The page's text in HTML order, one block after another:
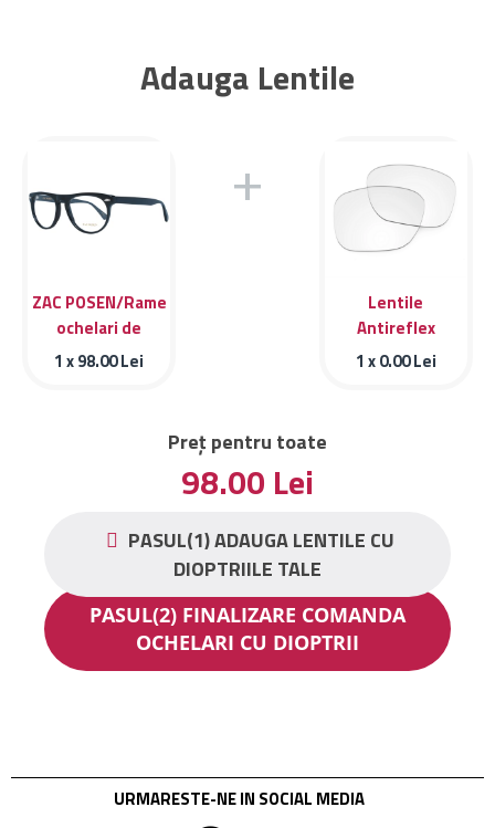
Adauga Lentile
ZAC POSEN/Rame
ochelari de
vedere Zac Posen
1 x98.00Lei
+
Lentile
Antireflex
PASUL(1) ADAUGA LENTILE CU
DIOPTRIILE TALE
1 x0.00Lei
Preț pentru toate
98.00 Lei
PASUL(2) FINALIZARE COMANDA
OCHELARI CU DIOPTRII
URMARESTE-NE IN SOCIAL MEDIA